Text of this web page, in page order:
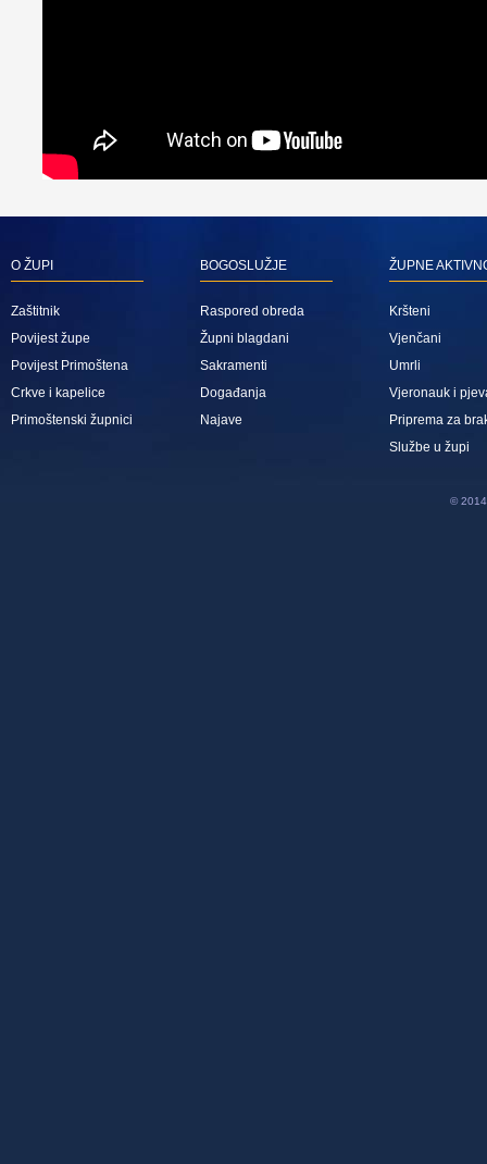
O ŽUPI
Zaštitnik
Povijest župe
Povijest Primoštena
Crkve i kapelice
Primoštenski župnici
BOGOSLUŽJE
Raspored obreda
Župni blagdani
Sakramenti
Događanja
Najave
ŽUPNE
Kršteni
Vjenčani
Umrli
Vjeronauk i
Priprema za
Službe u župi
© 2014